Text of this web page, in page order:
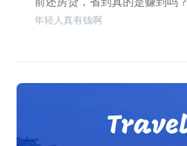
年轻人真有钱啊